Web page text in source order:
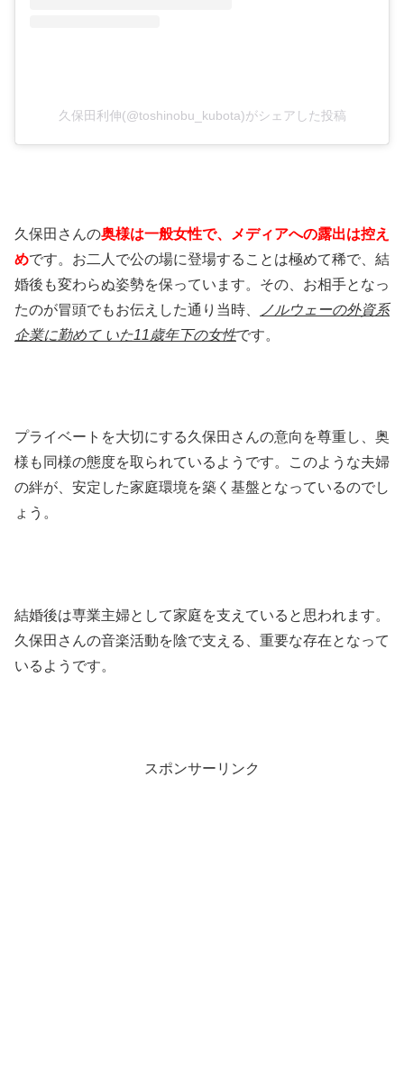
久保田利伸(@toshinobu_kubota)がシェアした投稿
久保田さんの奥様は一般女性で、メディアへの露出は控え
めです。お二人で公の場に登場することは極めて稀で、結
婚後も変わらぬ姿勢を保っています。その、お相手となっ
たのが冒頭でもお伝えした通り当時、
ノルウェーの外資系
企業に勤めて いた11歳年下の女性です。
プライベートを大切にする久保田さんの意向を尊重し、奥
様も同様の態度を取られているようです。このような夫婦
の絆が、安定した家庭環境を築く基盤となっているのでし
ょう。
結婚後は専業主婦として家庭を支えていると思われます。
久保田さんの音楽活動を陰で支える、重要な存在となって
いるようです。
スポンサーリンク